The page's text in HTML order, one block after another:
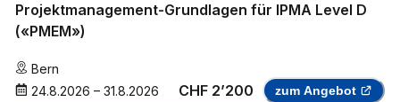
Projektmanagement-Grundlagen für IPMA Level D
(«PMEM»)
Bern
24.8.2026 – 31.8.2026 CHF 2’200 zum Angebot